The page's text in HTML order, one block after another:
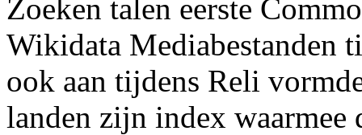
Zoeken talen eerste
Wikidata Mediabestanden
ook aan tijdens Reli
landen zijn index waarmee